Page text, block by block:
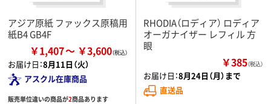
アジア原紙 ファックス原稿用
紙B4 GB4F
￥1,407 ￥3,600
お届け日：8月11日（火）
アスクル在庫商品
販売単位違いの商品が2商品あります
RHODIA（ロディア） ロディア
オーガナイザー レフィル 方
眼
￥385（税込）
お届け日：8月24日（月）まで
直送品